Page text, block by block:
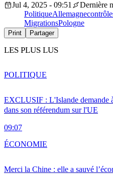
Jul 4, 2025 - 09:51
Dernière
PolitiqueAllemagne
MigrationsPologne
Print Partager
LES PLUS LUS
EXCLUSIF : L'Islande demande
dans son référendum sur l'UE
09:07
POLITIQUE
Merci la Chine : elle a sauvé
ÉCONOMIE